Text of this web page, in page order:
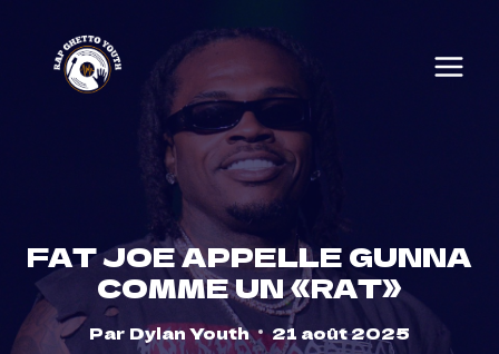
content
FAT JOE APPELLE GUNNA
COMME UN «RAT»
Par Dylan Youth 21 août 2025